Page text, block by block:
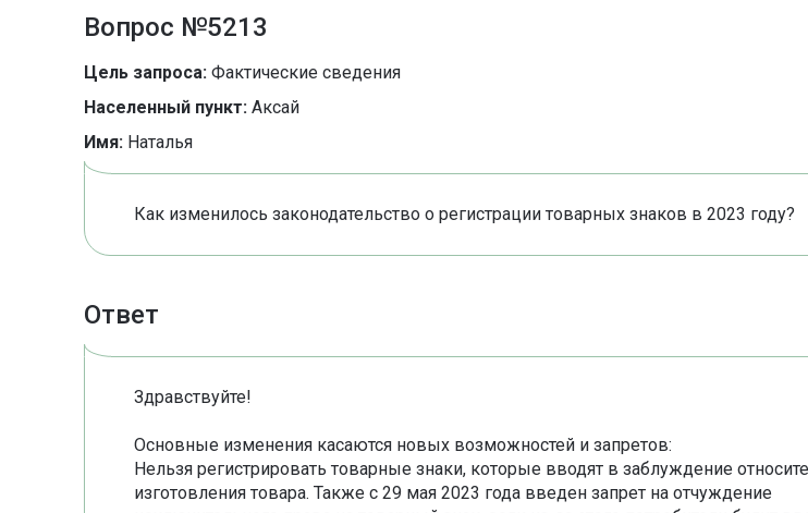
Вопрос №5213
Цель запроса: Фактические сведения
Населенный пункт: Аксай
Имя: Наталья
Как изменилось законодательство о регистрации товарных знаков в 2023 году?
Ответ
Здравствуйте!
Основные изменения касаются новых возможностей и запретов:
Нельзя регистрировать товарные знаки, которые вводят в заблуждение
изготовления товара. Также с 29 мая 2023 года введен запрет на отчуждение